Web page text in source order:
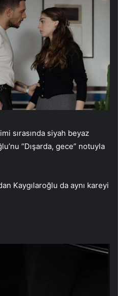
sırasında siyah beyaz
“Dışarda, gece” notuyla
Kaygılaroğlu da aynı kareyi